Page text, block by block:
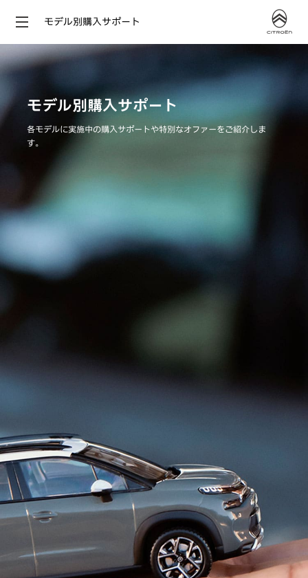
モデル別購入サポート
モデル別購入サポート
各モデルに実施中の購入サポートや特別なオファーをご紹介しま
す。